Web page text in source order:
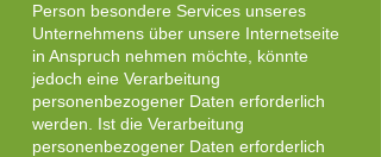
Person besondere Services unseres
Unternehmens über unsere Internetseite
in Anspruch nehmen möchte, könnte
jedoch eine Verarbeitung
personenbezogener Daten erforderlich
werden. Ist die Verarbeitung
personenbezogener Daten erforderlich